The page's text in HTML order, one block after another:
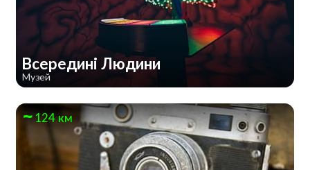
Всередині Людини
Музей
124 км